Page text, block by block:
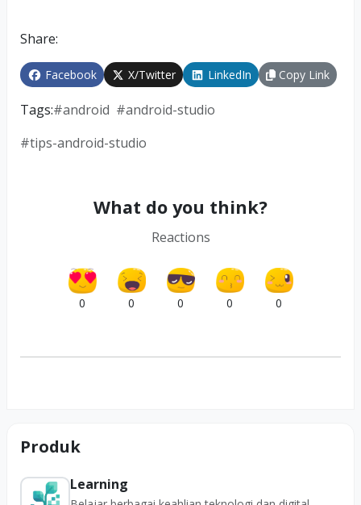
Share:
Facebook X/Twitter LinkedIn Copy Link
Tags:#android #android-studio
#tips-android-studio
What do you think?
Reactions
0 0 0 0 0
Produk
Learning